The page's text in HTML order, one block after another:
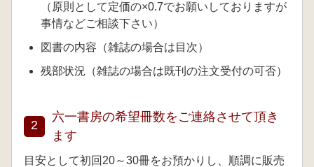
（原則として定価の×0.7でお願いしておりますが
事情などご相談下さい）
図書の内容（雑誌の場合は目次）
残部状況（雑誌の場合は既刊の注文受付の可否）
2
六一書房の希望冊数をご連絡させて頂き
ます
目安として初回20～30冊をお預かりし、順調に販売